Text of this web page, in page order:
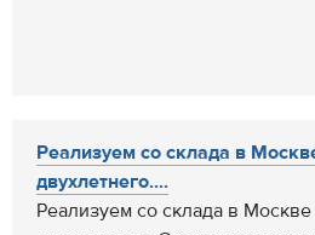
Реализуем со склада в
двухлетнего....
Реализуем со склада в